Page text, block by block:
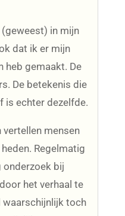
in mijn
dat ik er mijn
heb gemaakt. De
De betekenis die
is echter dezelfde.
mensen
Regelmatig
onderzoek bij
het verhaal te
waarschijnlijk toch